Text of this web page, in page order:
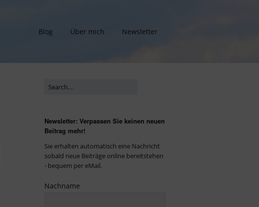
Blog Über mich Newsletter
Newsletter: Verpassen Sie keinen neuen
Beitrag mehr!
Sie erhalten automatisch eine Nachricht
sobald neue Beiträge online bereitstehen
- bequem per eMail.
Nachname